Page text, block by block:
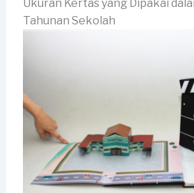
Ukuran Kertas yang Dipakai
Tahunan Sekolah